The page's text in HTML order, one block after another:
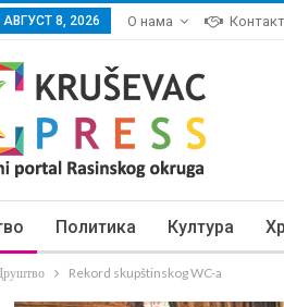
8, 2026 О нама Контакт
Политика Култура
Rekord skupštinskog WC-a